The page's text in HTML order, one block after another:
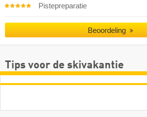
Pistepreparatie
Beoordeling
Tips voor de skivakantie